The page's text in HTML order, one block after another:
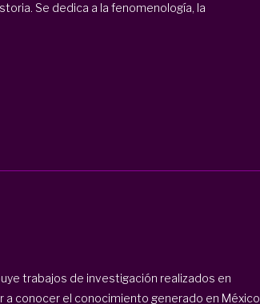
Se dedica a la fenomenología, la
trabajos de investigación realizados en
a conocer el conocimiento generado en México